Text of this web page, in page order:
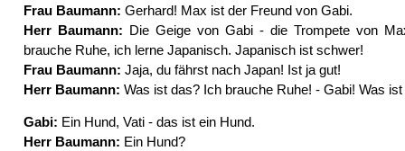
Frau Baumann: Gerhard! Max ist der Freund von Gabi.
Herr Baumann: Die Geige von Gabi - die Trompete von
brauche Ruhe, ich lerne Japanisch. Japanisch ist schwer!
Frau Baumann: Jaja, du fährst nach Japan! Ist ja gut!
Herr Baumann: Was ist das? Ich brauche Ruhe! - Gabi! Was
Gabi: Ein Hund, Vati - das ist ein Hund.
Herr Baumann: Ein Hund?